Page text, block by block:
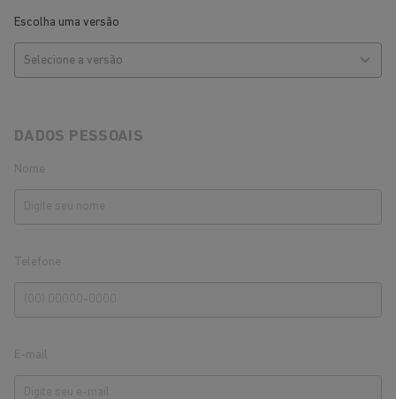
Escolha uma versão
DADOS PESSOAIS
Nome
Telefone
E-mail